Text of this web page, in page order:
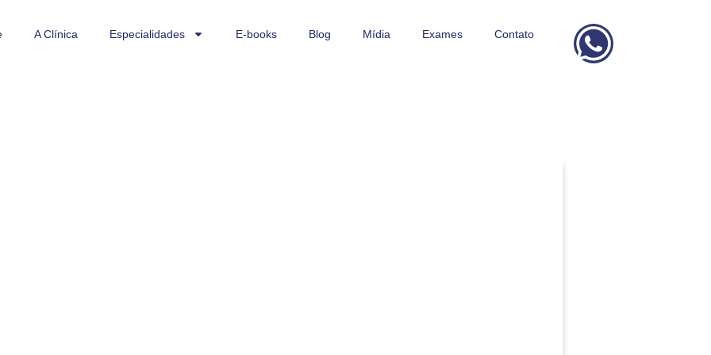
A Clínica Especialidades E-books Blog Mídia Exames Contato